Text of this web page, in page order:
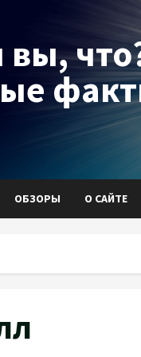
ОБЗОРЫ О САЙТЕ